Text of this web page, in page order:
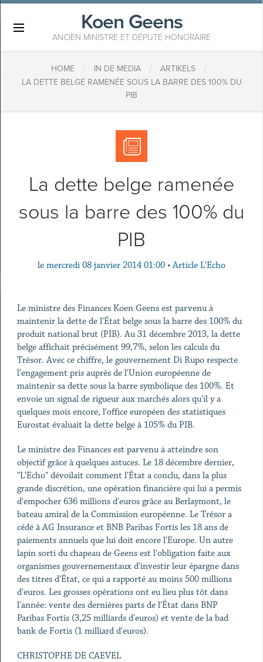
Koen Geens
ANCIEN MINISTRE ET DÉPUTÉ HONORAIRE
HOME / IN DE MEDIA / ARTIKELS /
LA DETTE BELGE RAMENÉE SOUS LA BARRE DES 100% DU
PIB
La dette belge ramenée
sous la barre des 100% du
PIB
le mercredi 08 janvier 2014 01:00 • Article L'Echo
Le ministre des Finances Koen Geens est parvenu à
maintenir la dette de l'État belge sous la barre des 100% du
produit national brut (PIB). Au 31 décembre 2013, la dette
belge affichait précisément 99,7%, selon les calculs du
Trésor. Avec ce chiffre, le gouvernement Di Rupo respecte
l'engagement pris auprès de l'Union européenne de
maintenir sa dette sous la barre symbolique des 100%. Et
envoie un signal de rigueur aux marchés alors qu'il y a
quelques mois encore, l'office européen des statistiques
Eurostat évaluait la dette belge à 105% du PIB.
Le ministre des Finances est parvenu à atteindre son
objectif grâce à quelques astuces. Le 18 décembre dernier,
"L'Echo" dévoilait comment l'État a conclu, dans la plus
grande discrétion, une opération financière qui lui a permis
d'empocher 636 millions d'euros grâce au Berlaymont, le
bateau amiral de la Commission européenne. Le Trésor a
cédé à AG Insurance et BNB Paribas Fortis les 18 ans de
paiements annuels que lui doit encore l'Europe. Un autre
lapin sorti du chapeau de Geens est l'obligation faite aux
organismes gouvernementaux d'investir leur épargne dans
des titres d'État, ce qui a rapporté au moins 500 millions
d'euros. Les grosses opérations ont eu lieu plus tôt dans
l'année: vente des dernières parts de l'État dans BNP
Paribas Fortis (3,25 milliards d'euros) et vente de la bad
bank de Fortis (1 milliard d'euros).
CHRISTOPHE DE CAEVEL